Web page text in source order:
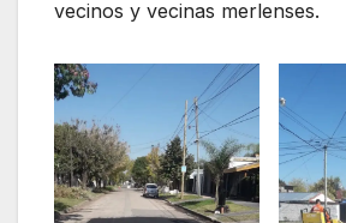
vecinos y vecinas merlenses.